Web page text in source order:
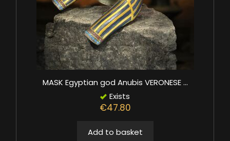
MASK Egyptian god Anubis VERONESE ...
Exists
€47.80
Add to basket